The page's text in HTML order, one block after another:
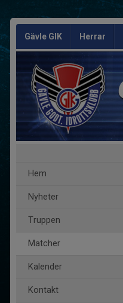
Gävle GIK Herrar
Hem
Nyheter
Truppen
Matcher
Kalender
Kontakt